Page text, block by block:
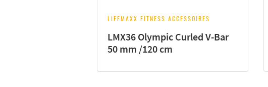
LIFEMAXX FITNESS ACCESSOIRES
LMX36 Olympic Curled V-Bar
50 mm /120 cm